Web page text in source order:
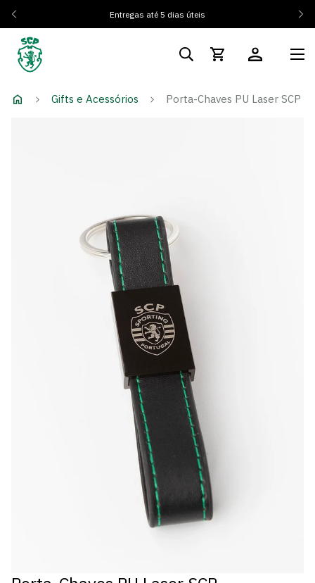
Entregas até 5 dias úteis
Gifts e Acessórios Porta-Chaves PU Laser SCP